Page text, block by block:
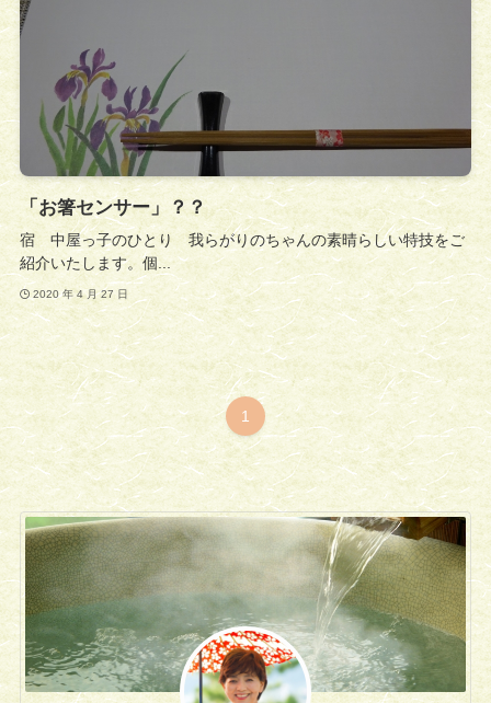
「お箸センサー」？？
宿 中屋っ子のひとり 我らがりのちゃんの素晴らしい特技をご
紹介いたします。個...
2020 年 4 月 27 日
1